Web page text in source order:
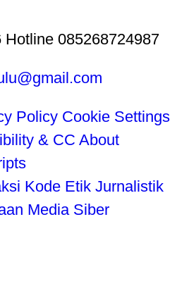
Hotline 085268724987
Policy Cookie Settings
& CC About
Kode Etik Jurnalistik
Media Siber